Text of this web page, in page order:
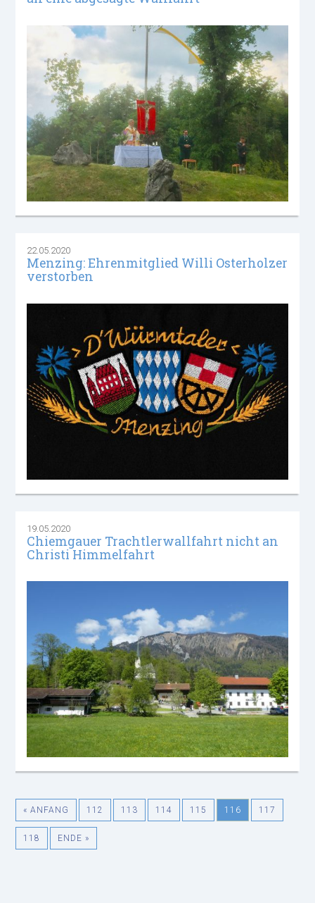
22.05.2020
Menzing: Ehrenmitglied Willi Osterholzer
verstorben
19.05.2020
Chiemgauer Trachtlerwallfahrt nicht an
Christi Himmelfahrt
« ANFANG 112 113 114 115 116 117
118 ENDE »